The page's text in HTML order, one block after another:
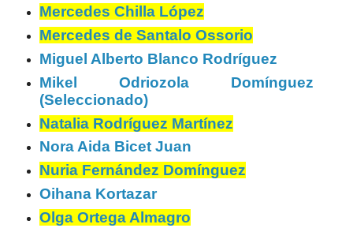
Mercedes Chilla López
Mercedes de Santalo Ossorio
Miguel Alberto Blanco Rodríguez
Mikel Odriozola Domínguez
(Seleccionado)
Natalia Rodríguez Martínez
Nora Aida Bicet Juan
Nuria Fernández Domínguez
Oihana Kortazar
Olga Ortega Almagro